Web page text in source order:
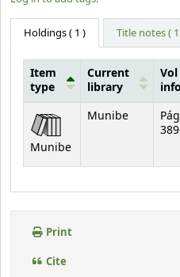
Holdings( 1 ) Title notes (
Holdings
Item
type
Current
library
Vol
info
Munibe
Munibe
Print
Cite